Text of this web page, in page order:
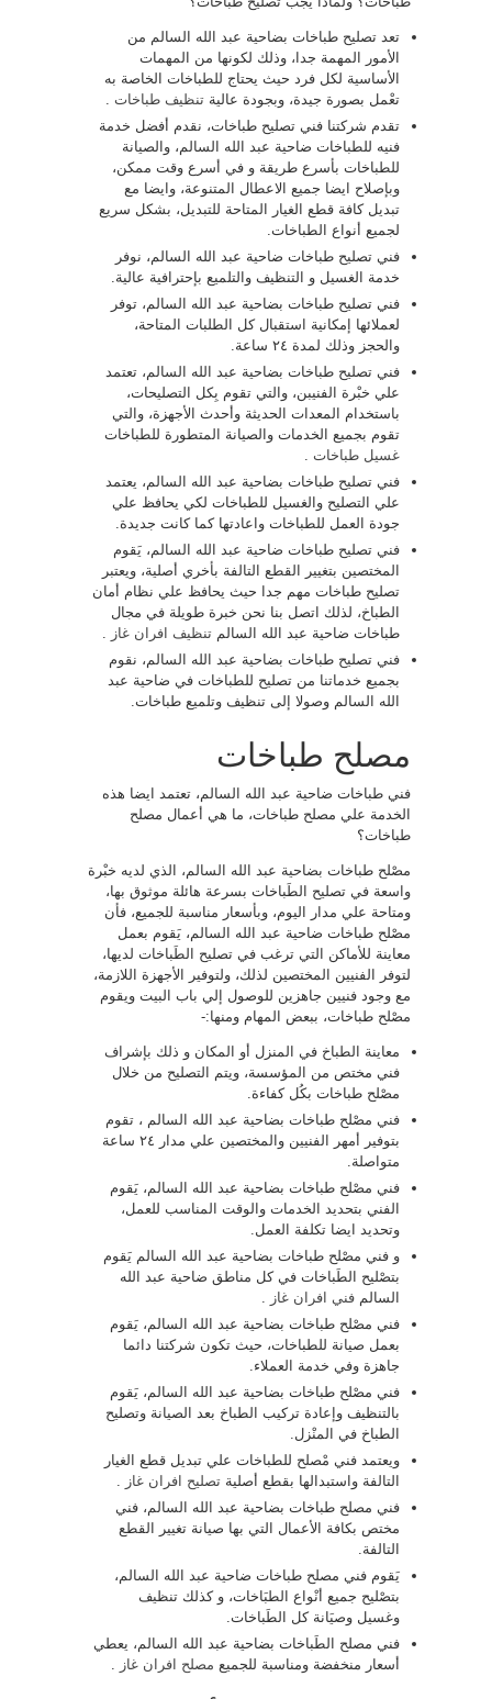
تعد تصليح طباخات بضاحية عبد الله السالم من
الأمور المهمة جدا، وذلك لكونها من المهمات
الأساسية لكل فرد حيث يحتاج للطباخات الخاصة به
تعْمل بصورة جيدة، وبجودة عالية تنظيف طباخات .
تقدم شركتنا فني تصليح طباخات، نقدم أفضل خدمة
فنيه للطباخات ضاحية عبد الله السالم، والصيانة
للطباخات بأسرع طريقة و في أسرع وقت ممكن،
وبإصلاح ايضا جميع الاعطال المتنوعة، وايضا مع
تبديل كافة قطع الغيار المتاحة للتبديل، بشكل سريع
لجميع أنواع الطباخات.
فني تصليح طباخات ضاحية عبد الله السالم، نوفر
خدمة الغسيل و التنظيف والتلميع بإحترافية عالية.
فني تصليح طباخات بضاحية عبد الله السالم، توفر
لعملائها إمكانية استقبال كل الطلبات المتاحة،
والحجز وذلك لمدة ٢٤ ساعة.
فني تصليح طباخات بضاحية عبد الله السالم، تعتمد
علي خبْرة الفنيبن، والتي تقوم بِكل التصليحات،
باستخدام المعدات الحديثة وأحدث الأجهزة، والتي
تقوم بجميع الخدمات والصيانة المتطورة للطباخات
غسيل طباخات .
فني تصليح طباخات بضاحية عبد الله السالم، يعتمد
علي التصليح والغسيل للطباخات لكي يحافظ علي
جودة العمل للطباخات واعادتها كما كانت جديدة.
فني تصليح طباخات ضاحية عبد الله السالم، يَقوم
المختصين بتغيير القطع التالفة بأخري أصلية، ويعتبر
تصليح طباخات مهم جدا حيث يحافظ علي نظام أمان
الطباخ، لذلك اتصل بنا نحن خبرة طويلة في مجال
طباخات ضاحية عبد الله السالم تنظيف افران غاز .
فني تصليح طباخات بضاحية عبد الله السالم، نقوم
بجميع خدماتنا من تصليح للطباخات في ضاحية عبد
الله السالم وصولا إلى تنظيف وتلميع طباخات.
مصلح طباخات
فني طباخات ضاحية عبد الله السالم، تعتمد ايضا هذه
الخدمة علي مصلح طباخات، ما هي أعمال مصلح
طباخات؟
مصْلح طباخات بضاحية عبد الله السالم، الذي لديه خبْرة
واسعة في تصليح الطَباخات بسرعة هائلة موثوق بها،
ومتاحة علي مدار اليوم، وبأسعار مناسبة للجميع، فأن
مصْلح طباخات ضاحية عبد الله السالم، يَقوم بعمل
معاينة للأماكن التي ترغب في تصليح الطَباخات لديها،
لتوفر الفنيين المختصين لذلك، ولتوفير الأجهزة اللازمة،
مع وجود فنيين جاهزين للوصول إلي باب البيت ويقوم
مصْلح طباخات، ببعض المهام ومنها:-
معاينة الطباخ في المنزل أو المكان و ذلك بإشراف
فني مختص من المؤسسة، ويتم التصليح من خلال
مصْلح طباخات بكُل كفاءة.
فني مصْلح طباخات بضاحية عبد الله السالم ، تقوم
بتوفير أمهر الفنيين والمختصين علي مدار ٢٤ ساعة
متواصلة.
فني مصْلح طباخات بضاحية عبد الله السالم، يَقوم
الفني بتحديد الخدمات والوقت المناسب للعمل،
وتحديد ايضا تكلفة العمل.
و فني مصْلح طباخات بضاحية عبد الله السالم يَقوم
بتصْليح الطَباخات في كل مناطق ضاحية عبد الله
السالم فني افران غاز .
فني مصْلح طباخات بضاحية عبد الله السالم، يَقوم
بعمل صيانة للطباخات، حيث تكون شركتنا دائما
جاهزة وفي خدمة العملاء.
فني مصْلح طباخات بضاحية عبد الله السالم، يَقوم
بالتنظيف وإعادة تركيب الطباخ بعد الصيانة وتصليح
الطباخ في المنْزل.
ويعتمد فني مْصلح للطباخات علي تبديل قطع الغيار
التالفة واستبدالها بقطع أصلية تصليح افران غاز .
فني مصلح طباخات بضاحية عبد الله السالم، فني
مختص بكافة الأعمال التي بها صيانة تغيير القطع
التالفة.
يَقوم فني مصلح طباخات ضاحية عبد الله السالم،
بتصْليح جميع أنْواع الطبَاخات، و كذلك تنظيف
وغسيل وصيَانة كل الطَباخات.
فني مصلح الطَباخات بضاحية عبد الله السالم، يعطي
أسعار منخفضة ومناسبة للجميع مصلح افران غاز .